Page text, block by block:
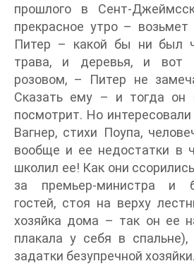
прошлого в Сент-
прекрасное утро –
Питер – какой бы ни был
трава, и деревья, и вот
розовом, – Питер не
Сказать ему – и тогда он
посмотрит. Но
Вагнер, стихи Поупа,
вообще и ее недостатки в
школил ее! Как они
за премьер-министра и
гостей, стоя на верху
хозяйка дома – так он ее
плакала у себя в спальне),
задатки безупречной хозяйки.